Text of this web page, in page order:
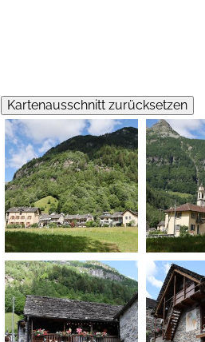
Kartenausschnitt zurücksetzen